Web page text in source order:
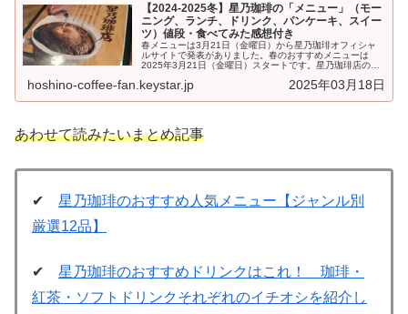
【2024-2025冬】星乃珈琲の「メニュー」（モー
ニング、ランチ、ドリンク、パンケーキ、スイー
ツ）値段・食べてみた感想付き
春メニューは3月21日（金曜日）から星乃珈琲オフィシャ
ルサイトで発表がありました。春のおすすめメニューは
2025年3月21日（金曜日）スタートです。星乃珈琲店の
hoshino-coffee-fan.keystar.jp 2025年03月18日
あわせて読みたいまとめ記事
✔ 星乃珈琲のおすすめ人気メニュー【ジャンル別
厳選12品】
✔ 星乃珈琲のおすすめドリンクはこれ！ 珈琲・
紅茶・ソフトドリンクそれぞれのイチオシを紹介し